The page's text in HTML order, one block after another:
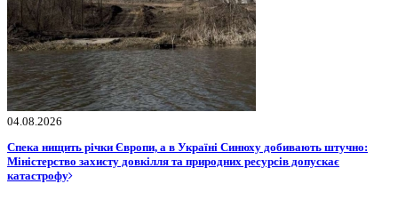
04.08.2026
Спека нищить річки Європи, а в Україні Синюху добивають штучно:
Міністерство захисту довкілля та природних ресурсів допускає
катастрофу